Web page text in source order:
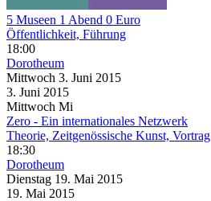
5 Museen 1 Abend 0 Euro
Öffentlichkeit, Führung
18:00
Dorotheum
Mittwoch 3. Juni 2015
3. Juni 2015
Mittwoch Mi
Zero - Ein internationales Netzwerk
Theorie, Zeitgenössische Kunst, Vortrag
18:30
Dorotheum
Dienstag 19. Mai 2015
19. Mai 2015